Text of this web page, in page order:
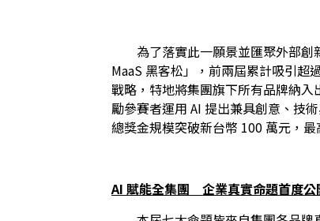
為了落實此一願景並匯聚外部創
MaaS 黑客松」，前兩屆累計吸引
戰略，特地將集團旗下所有品牌納
勵參賽者運用 AI 提出兼具創意、技
總獎金規模突破新台幣 100 萬元，
AI 賦能全集團　企業真實命題首度公